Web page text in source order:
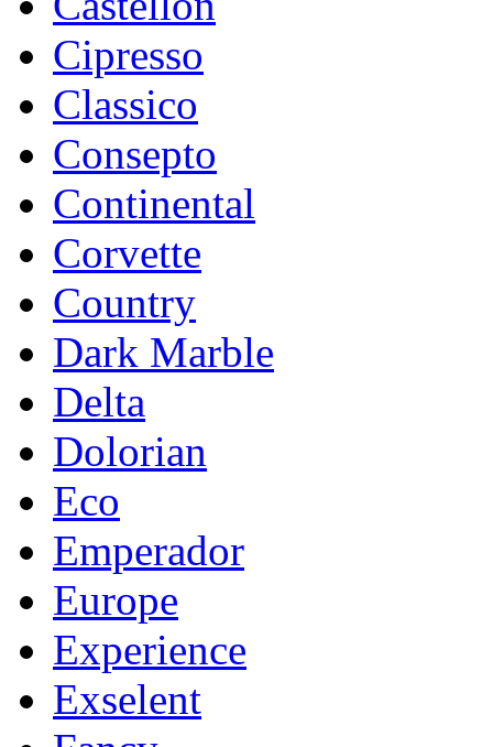
Cipresso
Classico
Consepto
Continental
Corvette
Country
Dark Marble
Delta
Dolorian
Eco
Emperador
Europe
Experience
Exselent